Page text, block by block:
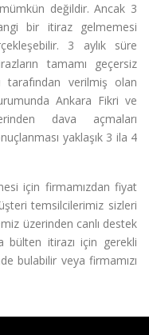
değildir. Ancak 3
bir itiraz gelmemesi
3 aylık süre
tamamı geçersiz
tarafından verilmiş olan
Ankara Fikri ve
dava açmaları
yaklaşık 3 ila 4
için firmamızdan fiyat
temsilcilerimiz sizleri
üzerinden canlı destek
bülten itirazı için gerekli
bulabilir veya firmamızı